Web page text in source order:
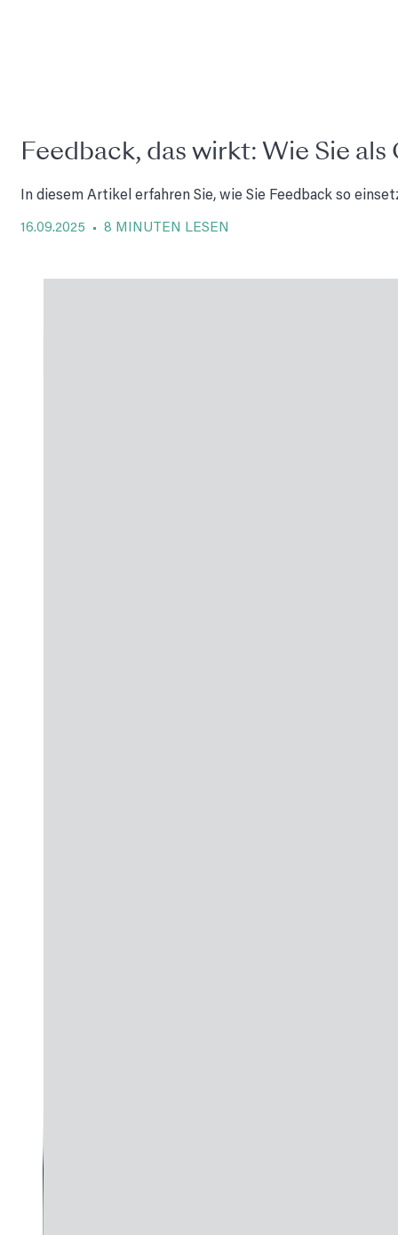
Feedback, das wirkt: Wie Sie
In diesem Artikel erfahren Sie, wie Sie Feedback so
16.09.2025 • 8 MINUTEN LESEN